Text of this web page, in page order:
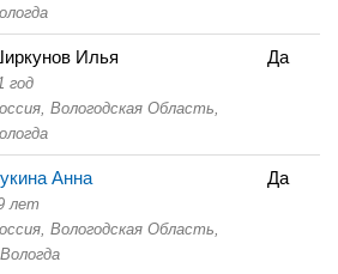
Илья
год
Вологодская Область,
Да
Анна
лет
Вологодская Область,
Да